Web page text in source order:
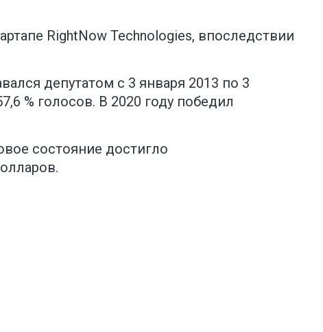
RightNow Technologies, впоследствии
депутатом с 3 января 2013 по 3
% голосов. В 2020 году победил
состояние достигло